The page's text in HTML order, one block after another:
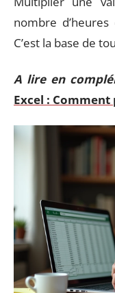
nombre
C’est la base de
A lire en
Excel :